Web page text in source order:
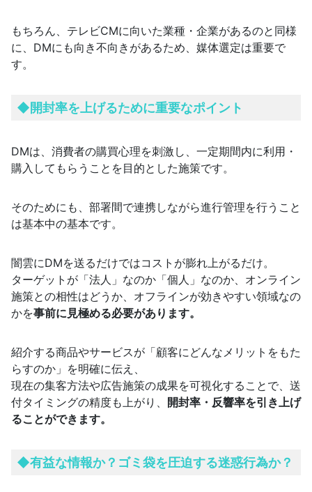
もちろん、テレビCMに向いた業種・企業があるのと同様
に、DMにも向き不向きがあるため、媒体選定は重要で
す。
◆開封率を上げるために重要なポイント
DMは、消費者の購買心理を刺激し、一定期間内に利用・
購入してもらうことを目的とした施策です。
そのためにも、部署間で連携しながら進行管理を行うこと
は基本中の基本です。
闇雲にDMを送るだけではコストが膨れ上がるだけ。
ターゲットが「法人」なのか「個人」なのか、オンライン
施策との相性はどうか、オフラインが効きやすい領域なの
かを事前に見極める必要があります。
紹介する商品やサービスが「顧客にどんなメリットをもた
らすのか」を明確に伝え、
現在の集客方法や広告施策の成果を可視化することで、送
付タイミングの精度も上がり、 開封率・反響率を引き上げ
ることができます。
◆有益な情報か？ゴミ袋を圧迫する迷惑行為か？